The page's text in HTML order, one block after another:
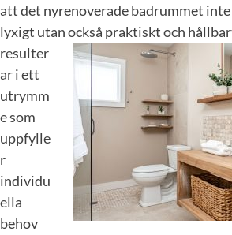
att det nyrenoverade badrummet inte
lyxigt utan också praktiskt och
resulter
ar i ett
utrymm
e som
uppfylle
r
individu
ella
behov